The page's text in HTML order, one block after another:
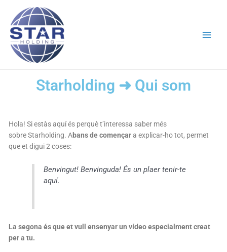
contingut
Starholding ➜ Qui som
Hola! Si estàs aquí és perquè t’interessa saber més
sobre Starholding. Abans de començara explicar-ho tot, permet
que et digui 2 coses:
Benvingut! Benvinguda! És un plaer tenir-te
aquí.
La segona és que et vull ensenyar un vídeo especialment creat
per a tu.